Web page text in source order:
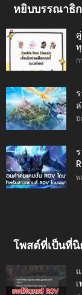
หยิบบรรณาธิ
ก
มิ
พ
โพสต์ที่เป็นที่